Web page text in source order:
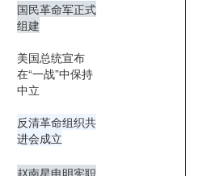
国民革命军正式
组建
美国总统宣布
在“一战”中保持
中立
反清革命组织共
进会成立
赵南星申明宪职